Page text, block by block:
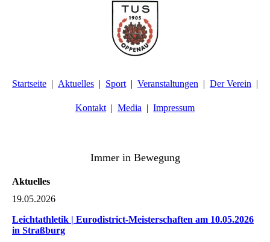
Startseite Aktuelles Sport Veranstaltungen Der Verein
Kontakt Media Impressum
Immer in Bewegung
Aktuelles
19.05.2026
Leichtathletik | Eurodistrict-Meisterschaften am 10.05.2026
in Straßburg